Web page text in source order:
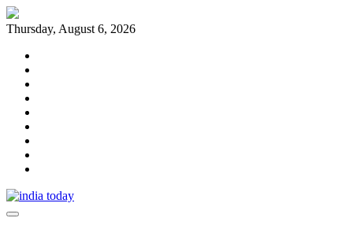
Skip
to
Thursday, August 6, 2026